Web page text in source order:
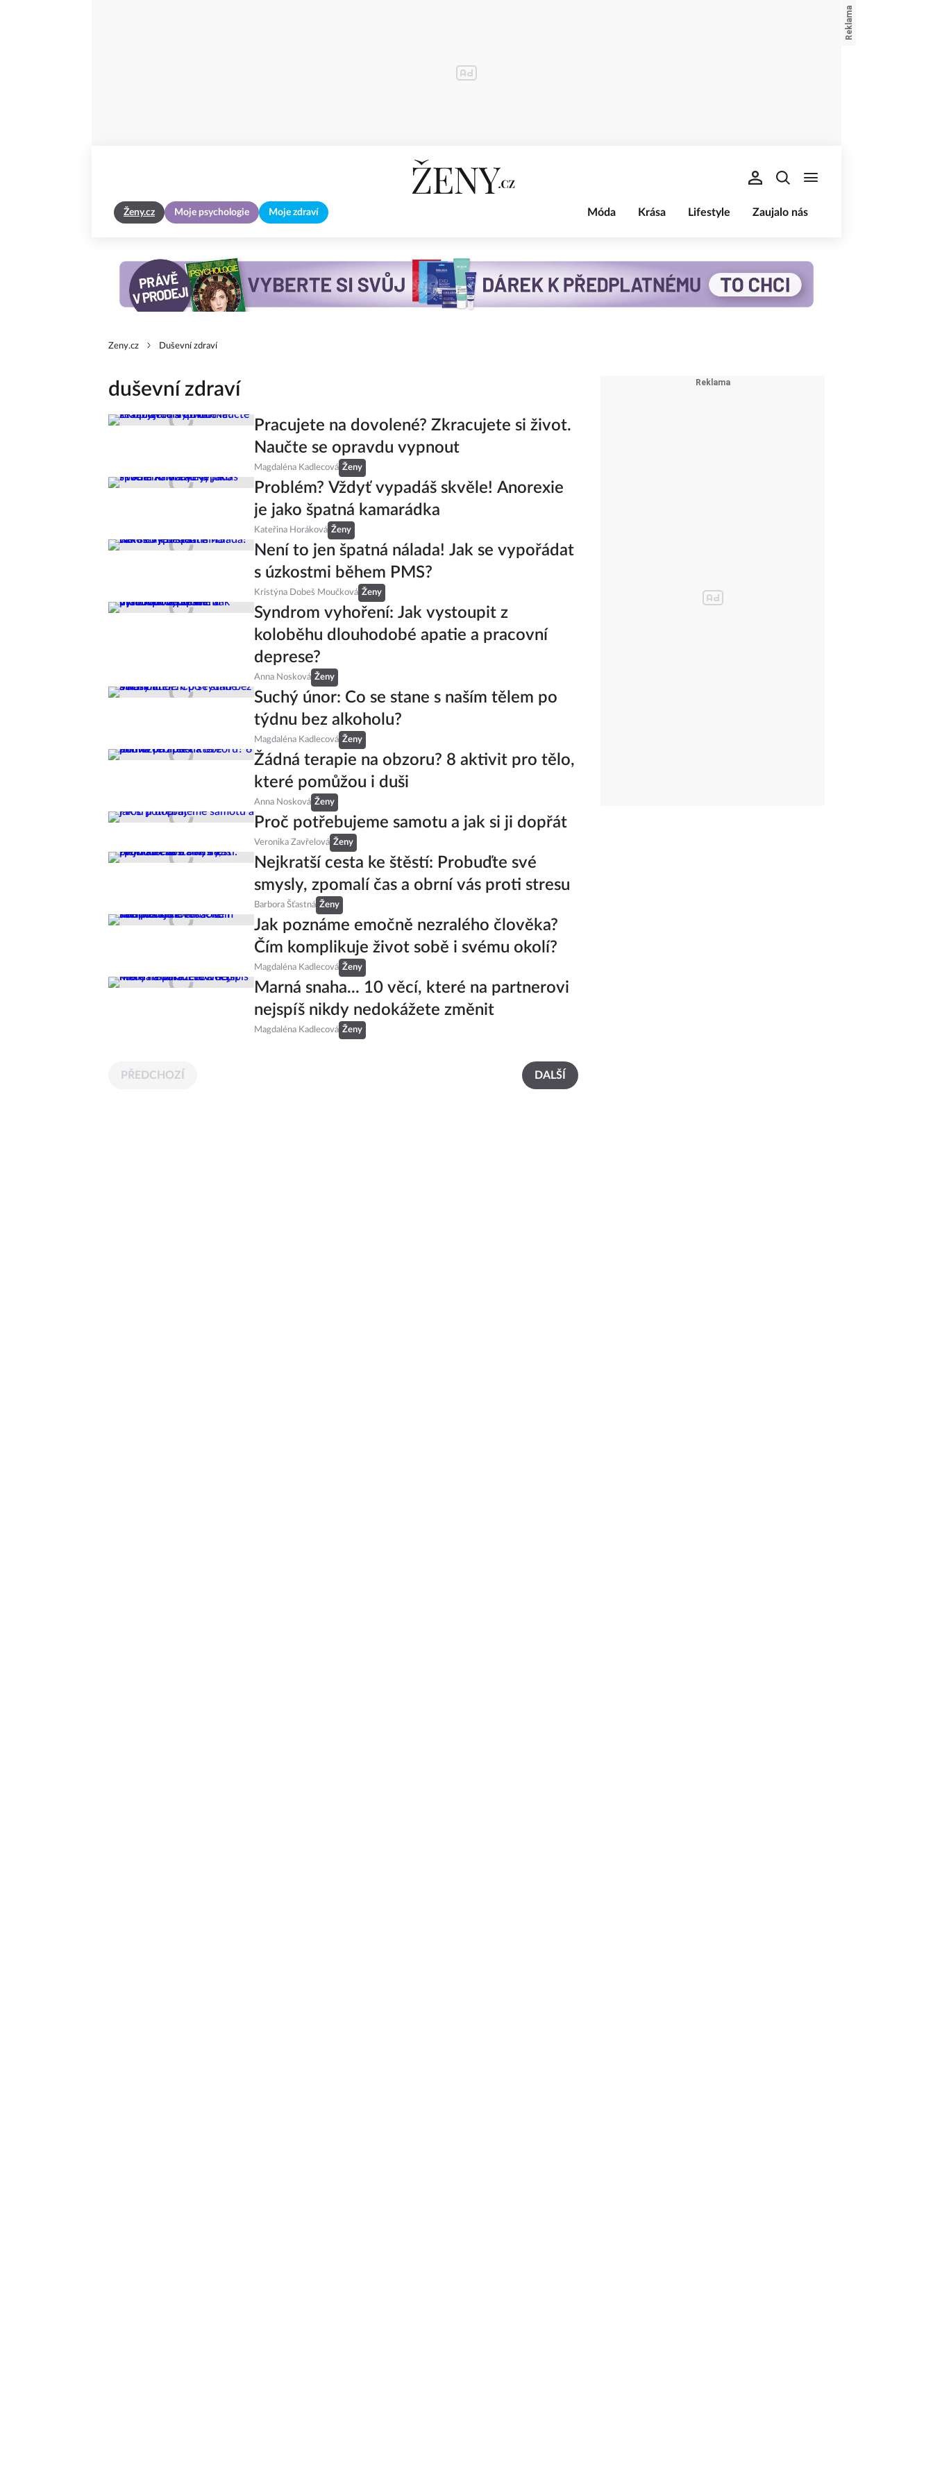
Ženy.cz Moje psychologie Moje zdraví Móda Krása Lifestyle Zaujalo nás
Zeny.cz Duševní zdraví
duševní zdraví
Pracujete na dovolené? Zkracujete si život.
Naučte se opravdu vypnout
Magdaléna Kadlecová Ženy
Problém? Vždyť vypadáš skvěle! Anorexie
je jako špatná kamarádka
Kateřina Horáková Ženy
Není to jen špatná nálada! Jak se vypořádat
s úzkostmi během PMS?
Kristýna Dobeš Moučková Ženy
Syndrom vyhoření: Jak vystoupit z
koloběhu dlouhodobé apatie a pracovní
deprese?
Anna Nosková Ženy
Suchý únor: Co se stane s naším tělem po
týdnu bez alkoholu?
Magdaléna Kadlecová Ženy
Žádná terapie na obzoru? 8 aktivit pro tělo,
které pomůžou i duši
Anna Nosková Ženy
Proč potřebujeme samotu a jak si ji dopřát
Veronika Zavřelová Ženy
Nejkratší cesta ke štěstí: Probuďte své
smysly, zpomalí čas a obrní vás proti stresu
Barbora Šťastná Ženy
Jak poznáme emočně nezralého člověka?
Čím komplikuje život sobě i svému okolí?
Magdaléna Kadlecová Ženy
Marná snaha... 10 věcí, které na partnerovi
nejspíš nikdy nedokážete změnit
Magdaléna Kadlecová Ženy
PŘEDCHOZÍ DALŠÍ